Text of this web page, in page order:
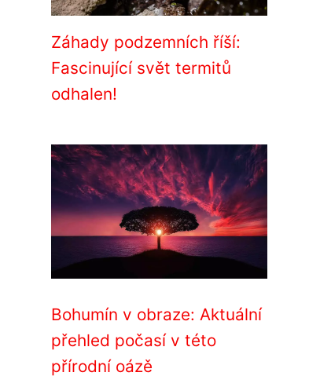
Záhady podzemních říší:
Fascinující svět termitů
odhalen!
Bohumín v obraze: Aktuální
přehled počasí v této
přírodní oázě